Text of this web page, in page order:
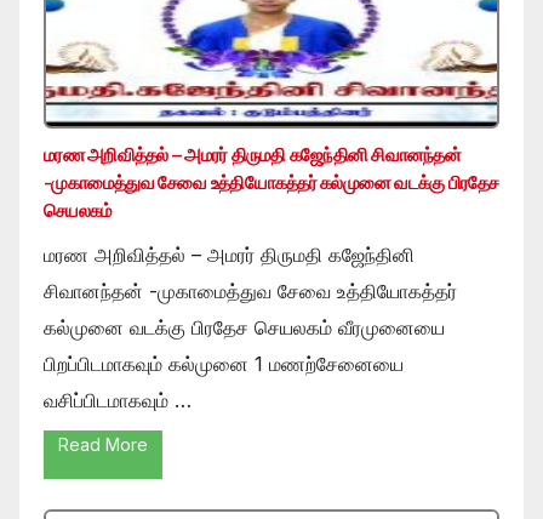
மரண அறிவித்தல் – அமரர் திருமதி கஜேந்தினி சிவானந்தன்
-முகாமைத்துவ சேவை உத்தியோகத்தர் கல்முனை வடக்கு பிரதேச
செயலகம்
மரண அறிவித்தல் – அமரர் திருமதி கஜேந்தினி
சிவானந்தன் -முகாமைத்துவ சேவை உத்தியோகத்தர்
கல்முனை வடக்கு பிரதேச செயலகம் வீரமுனையை
பிறப்பிடமாகவும் கல்முனை 1 மணற்சேனையை
வசிப்பிடமாகவும் …
Read More